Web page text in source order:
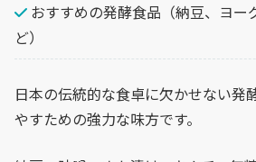
おすすめの発酵食品（納豆、ヨー
ど）
日本の伝統的な食卓に欠かせない発
やすための強力な味方です。